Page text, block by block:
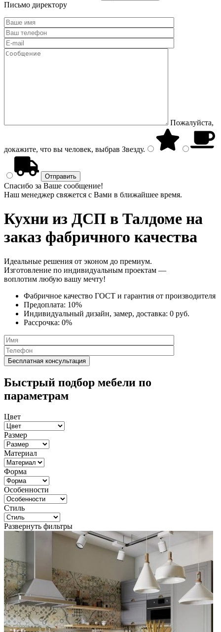
Письмо директору
Пожалуйста,
докажите, что вы человек, выбрав Звезду.
Спасибо за Ваше сообщение!
Наш менеджер свяжется с Вами в ближайшее время.
Кухни из ДСП в Талдоме на
заказ фабричного качества
Идеальные решения от эконом до премиум.
Изготовление по индивидуальным проектам —
воплотим любую вашу мечту!
Фабричное качество ГОСТ и гарантия от производителя
Предоплата: 10%
Индивидуальный дизайн, замер, доставка: 0 руб.
Рассрочка: 0%
Быстрый подбор мебели по
параметрам
Цвет
Размер
Материал
Форма
Особенности
Стиль
Развернуть фильтры